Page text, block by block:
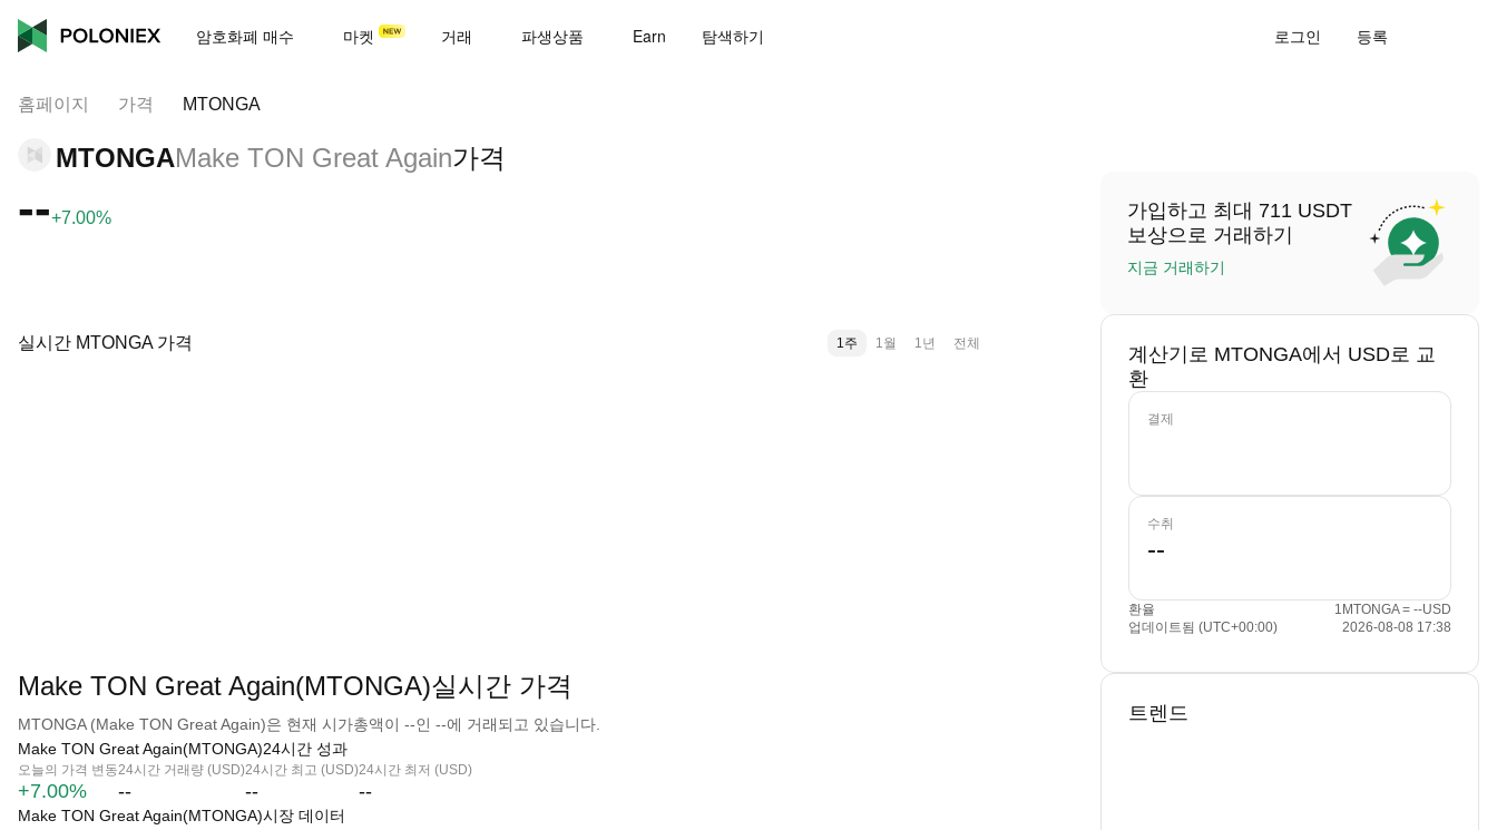
암호화폐 매수 마켓 거래 파생상품 Earn 탐색하기 로그인 등록
홈페이지 가격 MTONGA
MTONGAMake TON Great Again가격
--+7.00%
실시간 MTONGA 가격 1주 1월 1년 전체
Make TON Great Again(MTONGA)실시간 가격
MTONGA (Make TON Great Again)은 현재 시가총액이 --인 --에 거래되고 있습니다.
Make TON Great Again(MTONGA)24시간 성과
오늘의 가격 변동
+7.00%
24시간 거래량 (USD)
--
24시간 최고 (USD)
--
24시간 최저 (USD)
--
Make TON Great Again(MTONGA)시장 데이터
가입하고 최대 711 USDT
보상으로 거래하기
지금 거래하기
계산기로 MTONGA에서 USD로 교
환
결제
수취
환율
1MTONGA = --USD
업데이트됨 (UTC+00:00)
2026-08-08 17:38
트렌드